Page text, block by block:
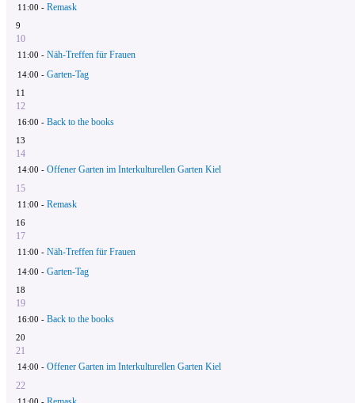
11:00 - Remask
9
10
11:00 - Näh-Treffen für Frauen
14:00 - Garten-Tag
11
12
16:00 - Back to the books
13
14
14:00 - Offener Garten im Interkulturellen Garten Kiel
15
11:00 - Remask
16
17
11:00 - Näh-Treffen für Frauen
14:00 - Garten-Tag
18
19
16:00 - Back to the books
20
21
14:00 - Offener Garten im Interkulturellen Garten Kiel
22